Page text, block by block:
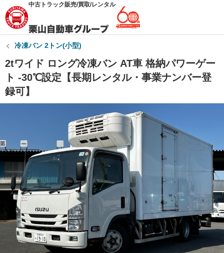
中古トラック販売/買取/レンタル
冷凍バン 2トン(小型)
2tワイド ロング冷凍バン AT車 格納パワーゲー
ト -30℃設定【長期レンタル・事業ナンバー登
録可】